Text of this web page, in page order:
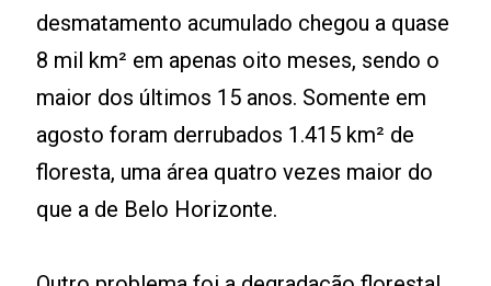
desmatamento acumulado chegou a quase
8 mil km² em apenas oito meses, sendo o
maior dos últimos 15 anos. Somente em
agosto foram derrubados 1.415 km² de
floresta, uma área quatro vezes maior do
que a de Belo Horizonte.